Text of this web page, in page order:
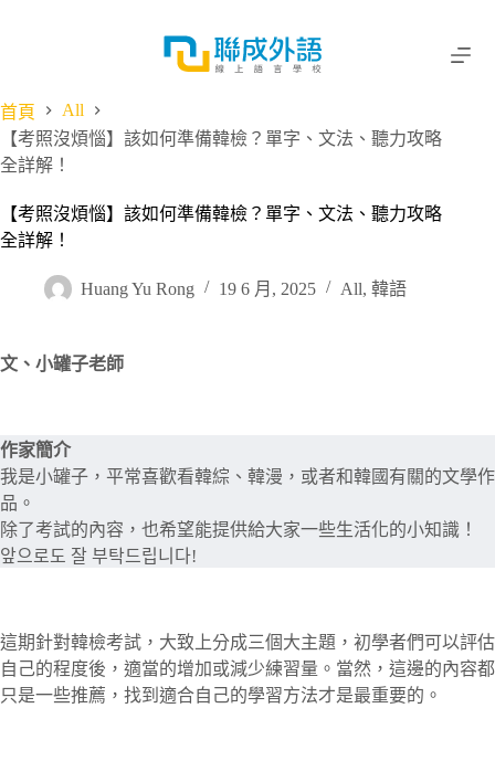
要
內
容
首頁
All
【考照沒煩惱】該如何準備韓檢？單字、文法、聽力攻略
全詳解！
【考照沒煩惱】該如何準備韓檢？單字、文法、聽力攻略
全詳解！
Huang Yu Rong 19 6 月, 2025 All, 韓語
文、 小罐子老師
作家簡介
我是小罐子，平常喜歡看韓綜、韓漫，或者和韓國有關的文學作
品。
除了考試的內容，也希望能提供給大家一些生活化的小知識！
앞으로도 잘 부탁드립니다!
這期針對韓檢考試，大致上分成三個大主題，初學者們可以評估
自己的程度後，適當的增加或減少練習量。當然，這邊的內容都
只是一些推薦，找到適合自己的學習方法才是最重要的。